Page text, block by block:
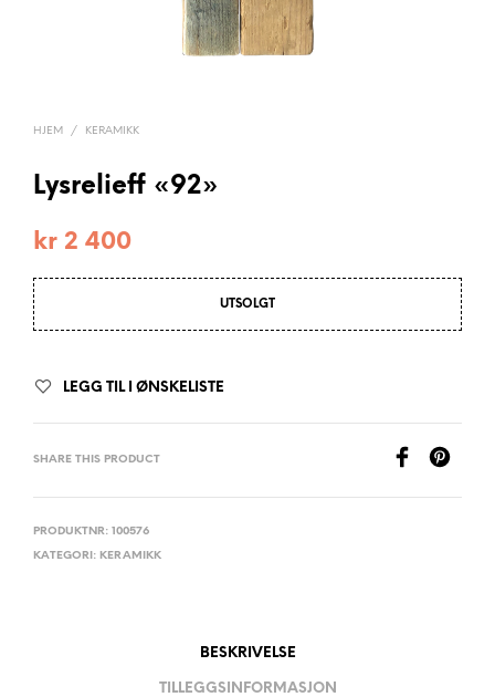
HJEM / KERAMIKK
Lysrelieff «92»
kr 2 400
UTSOLGT
LEGG TIL I ØNSKELISTE
SHARE THIS PRODUCT
PRODUKTNR: 100576
KATEGORI: KERAMIKK
BESKRIVELSE
TILLEGGSINFORMASJON